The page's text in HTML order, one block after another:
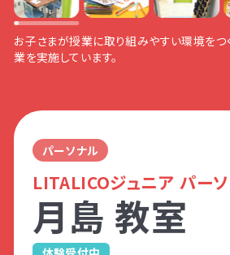
児童発達支
資料・体験授業のお
お子さまが授業に取り組みやすい環境をつ
業を実施しています。
パーソナル
LITALICOジュニア パー
月島 教室
受信／読取
他者
セルフコントロ
ール
集団
視覚や聴覚などの感じ方
感覚の特徴をつかむアンケート
（合計7項目）
授業に集中できるか
自宅でできる解決の
月島駅の「7番出口」から
地上へ出ます。
「月島
ります。
そのまま道なりに直進し
セブン